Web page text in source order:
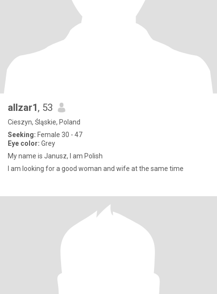
allzar1, 53
Cieszyn, Śląskie, Poland
Seeking: Female 30 - 47
Eye color: Grey
My name is Janusz, I am Polish
I am looking for a good woman and wife at the same time